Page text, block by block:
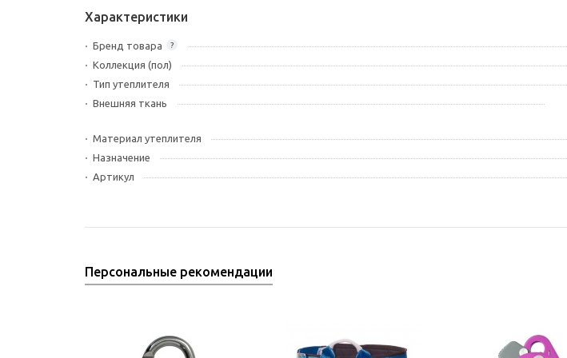
Характеристики
?
Бренд товара
Коллекция (пол)
Тип утеплителя
Внешняя ткань
Материал утеплителя
Назначение
Артикул
Персональные рекомендации